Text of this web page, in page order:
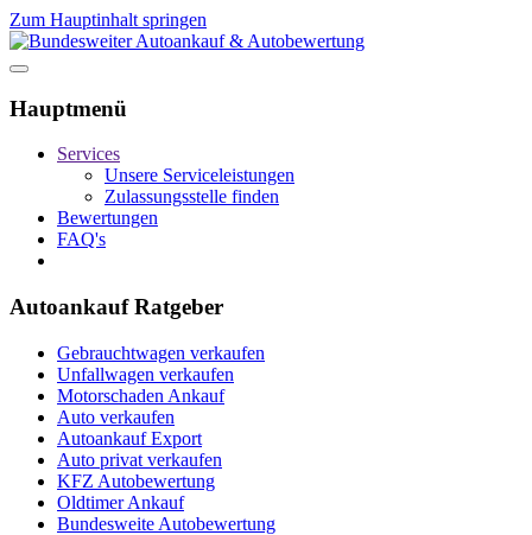
Zum Hauptinhalt springen
Hauptmenü
Services
Unsere Serviceleistungen
Zulassungsstelle finden
Bewertungen
FAQ's
Autoankauf Ratgeber
Gebrauchtwagen verkaufen
Unfallwagen verkaufen
Motorschaden Ankauf
Auto verkaufen
Autoankauf Export
Auto privat verkaufen
KFZ Autobewertung
Oldtimer Ankauf
Bundesweite Autobewertung